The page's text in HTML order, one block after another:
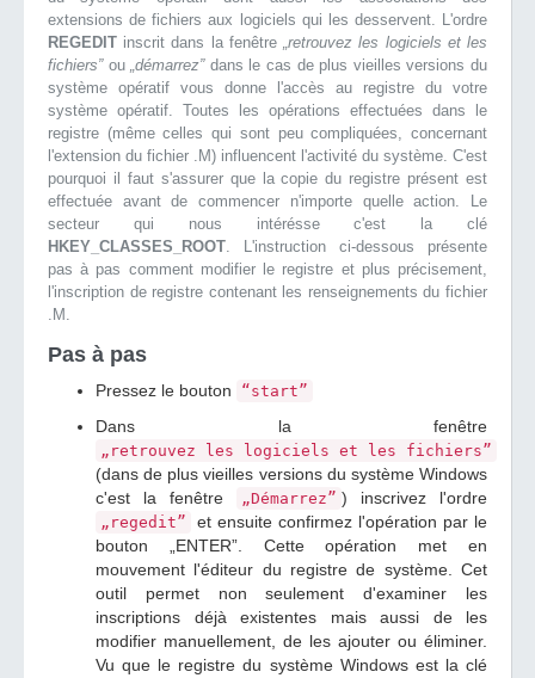
extensions de fichiers aux logiciels qui les desservent. L'ordre
REGEDIT inscrit dans la fenêtre„retrouvez les logiciels et les
fichiers”ou„démarrez”dans le cas de plus vieilles versions du
système opératif vous donne l'accès au registre du votre
système opératif. Toutes les opérations effectuées dans le
registre (même celles qui sont peu compliquées, concernant
l'extension du fichier .M) influencent l'activité du système. C'est
pourquoi il faut s'assurer que la copie du registre présent est
effectuée avant de commencer n'importe quelle action. Le
secteur qui nous intérésse c'est la clé
HKEY_CLASSES_ROOT. L'instruction ci-dessous présente
pas à pas comment modifier le registre et plus précisement,
l'inscription de registre contenant les renseignements du fichier
.M.
Pas à pas
Pressez le bouton “start”
Dans la fenêtre
„retrouvez les logiciels et les fichiers”
(dans de plus vieilles versions du système Windows
c'est la fenêtre
„Démarrez” ) inscrivez l'ordre
„regedit”
et ensuite confirmez l'opération par le
bouton „ENTER”. Cette opération met en
mouvement l'éditeur du registre de système. Cet
outil permet non seulement d'examiner les
inscriptions déjà existentes mais aussi de les
modifier manuellement, de les ajouter ou éliminer.
Vu que le registre du système Windows est la clé